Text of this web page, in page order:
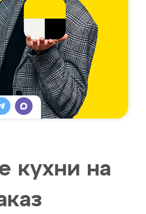
кухни на